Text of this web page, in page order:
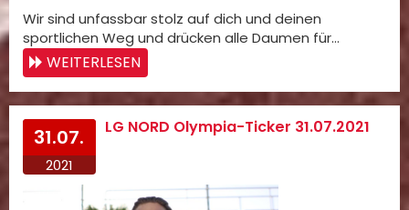
Wir sind unfassbar stolz auf dich und deinen
sportlichen Weg und drücken alle Daumen für…
WEITERLESEN
31.07.
2021
LG NORD Olympia-Ticker 31.07.2021